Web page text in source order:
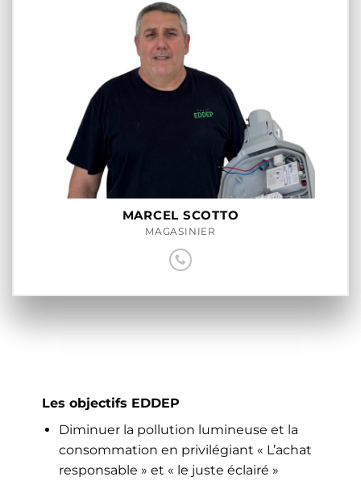
MARCEL SCOTTO
MAGASINIER
Les objectifs EDDEP
Diminuer la pollution lumineuse et la
consommation en privilégiant « L’achat
responsable » et « le juste éclairé »